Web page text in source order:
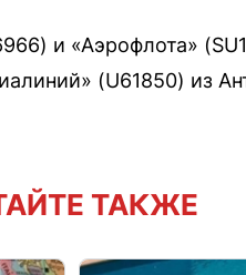
и «Аэрофлота»
(U61850) из
ТАКЖЕ